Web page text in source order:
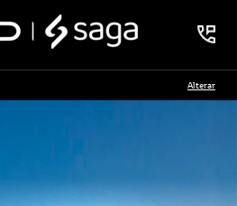
Alterar